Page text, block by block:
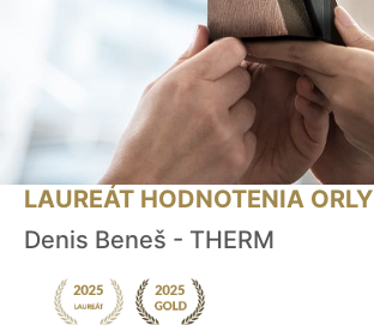
LAUREÁT HODNOTENIA ORLY
Denis Beneš - THERM